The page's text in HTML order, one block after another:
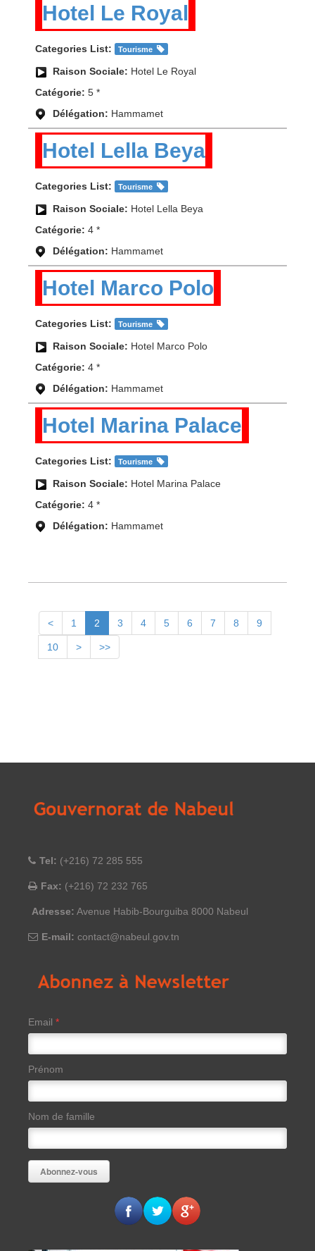
Hotel Le Royal
Categories List: Tourisme
Raison Sociale: Hotel Le Royal
Catégorie: 5 *
Délégation: Hammamet
Hotel Lella Beya
Categories List: Tourisme
Raison Sociale: Hotel Lella Beya
Catégorie: 4 *
Délégation: Hammamet
Hotel Marco Polo
Categories List: Tourisme
Raison Sociale: Hotel Marco Polo
Catégorie: 4 *
Délégation: Hammamet
Hotel Marina Palace
Categories List: Tourisme
Raison Sociale: Hotel Marina Palace
Catégorie: 4 *
Délégation: Hammamet
< 1 2 3 4 5 6 7 8 9
10 > >>
Tel: (+216) 72 285 555
Fax: (+216) 72 232 765
Adresse: Avenue Habib-Bourguiba 8000 Nabeul
E-mail: contact@nabeul.gov.tn
Email *
Prénom
Nom de famille